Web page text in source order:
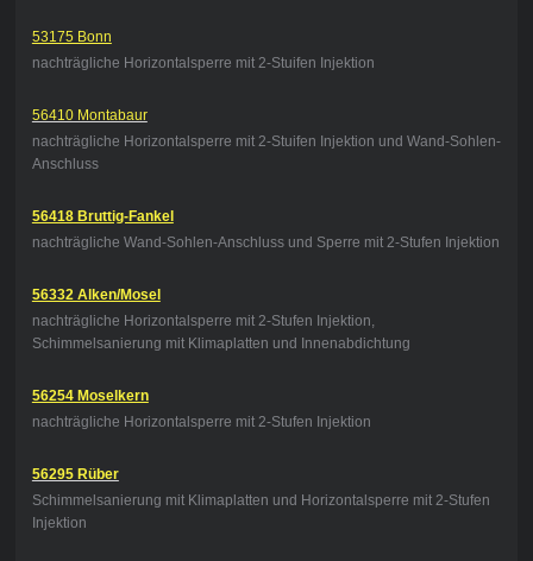
53175 Bonn
nachträgliche Horizontalsperre mit 2-Stuifen Injektion
56410 Montabaur
nachträgliche Horizontalsperre mit 2-Stuifen Injektion und Wand-Sohlen-
Anschluss
56418 Bruttig-Fankel
nachträgliche Wand-Sohlen-Anschluss und Sperre mit 2-Stufen Injektion
56332 Alken/Mosel
nachträgliche Horizontalsperre mit 2-Stufen Injektion,
Schimmelsanierung mit Klimaplatten und Innenabdichtung
56254 Moselkern
nachträgliche Horizontalsperre mit 2-Stufen Injektion
56295 Rüber
Schimmelsanierung mit Klimaplatten und Horizontalsperre mit 2-Stufen
Injektion